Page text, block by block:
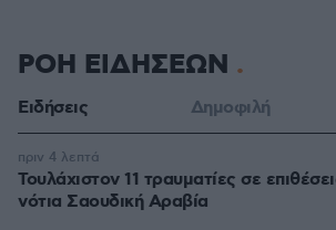
ΡΟΗ ΕΙΔΗΣΕΩΝ
Ειδήσεις Δημοφιλή
Τουλάχιστον 11 τραυματίες σε
νότια Σαουδική Αραβία
πριν 4 λεπτά